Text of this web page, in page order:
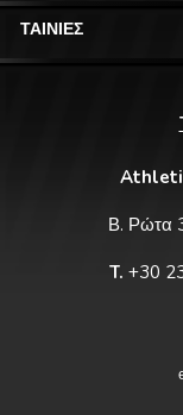
ΤΑΙΝΙΕΣ
Β. Ρώτα
T. +30